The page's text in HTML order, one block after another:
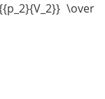
\over